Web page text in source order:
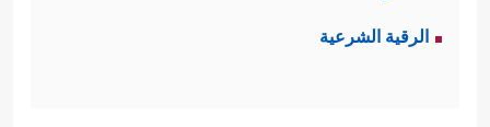
الرقية الشرعية